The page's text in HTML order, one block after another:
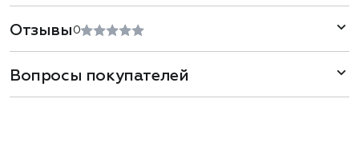
Отзывы 0
Вопросы покупателей